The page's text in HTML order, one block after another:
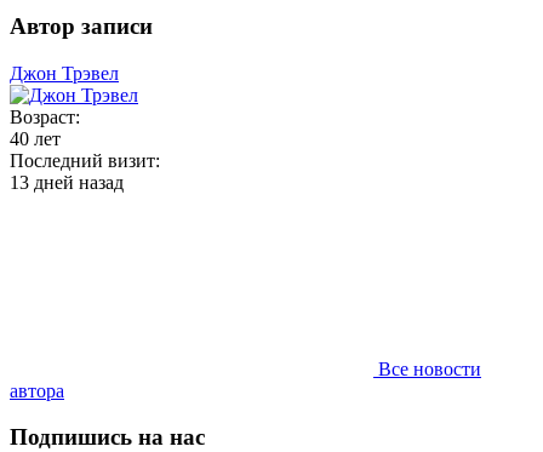
Автор записи
Джон Трэвел
Возраст:
40 лет
Последний визит:
13 дней назад
Все новости
автора
Подпишись на нас